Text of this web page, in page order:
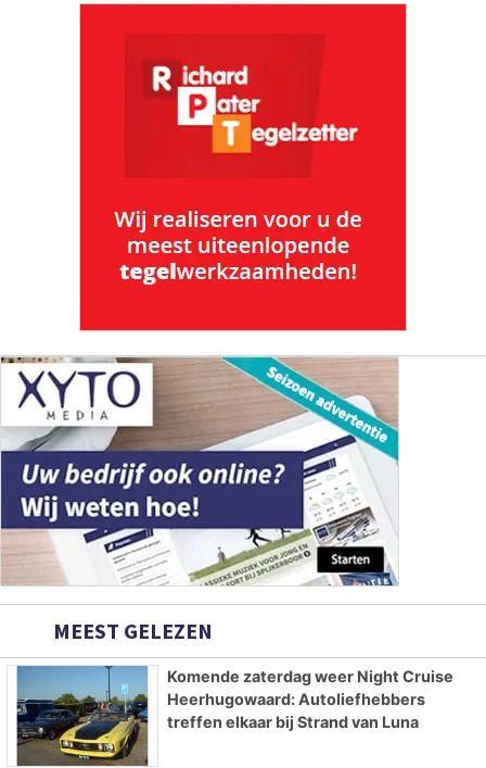
MEEST GELEZEN
Komende zaterdag weer Night Cruise
Heerhugowaard: Autoliefhebbers
treffen elkaar bij Strand van Luna